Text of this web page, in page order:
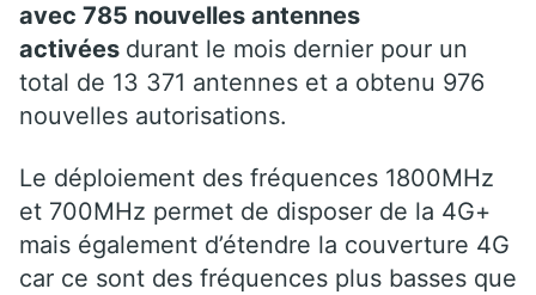
avec 785 nouvelles antennes
activées durant le mois dernier pour un
total de 13 371 antennes et a obtenu 976
nouvelles autorisations.
Le déploiement des fréquences 1800MHz
et 700MHz permet de disposer de la 4G+
mais également d’étendre la couverture 4G
car ce sont des fréquences plus basses que